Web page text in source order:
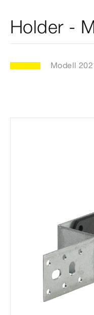
Holder -
Modell